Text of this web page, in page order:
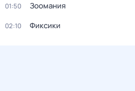
01:50 Зоомания
02:10 Фиксики